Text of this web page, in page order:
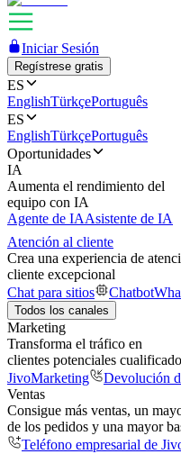
Iniciar Sesión
Regístrese gratis
ES
EnglishTürkçePortuguês
ES
EnglishTürkçePortuguês
Oportunidades
IA
Aumenta el rendimiento del
equipo con IA
Agente de IAAsistente de IA
Atención al cliente
Crea una experiencia de
cliente excepcional
Chat para sitios
Chatbot
Todos los canales
Marketing
Transforma el tráfico en
clientes potenciales
JivoMarketing
Devolución
Ventas
Consigue más ventas, un
de los pedidos y una mayor
Teléfono empresarial de